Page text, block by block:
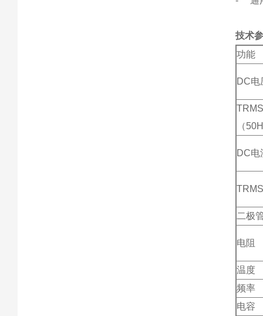
技术
功能
DC电
（
DC电
二极
电阻
温度
频率
电容